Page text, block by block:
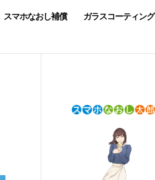
スマホなおし補償 ガラスコーティング